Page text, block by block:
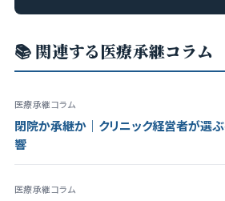
📚 関連する医療承継コラム
医療承継コラム
閉院か承継か｜クリニック経営者が選
響
医療承継コラム